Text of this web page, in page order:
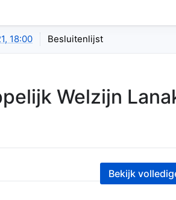
18:00 Besluitenlijst
Welzijn
Bekijk